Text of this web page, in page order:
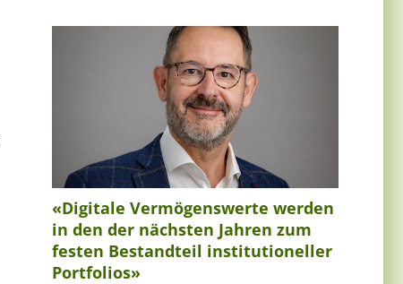
«Digitale Vermögenswerte werden
in den der nächsten Jahren zum
festen Bestandteil institutioneller
Portfolios»